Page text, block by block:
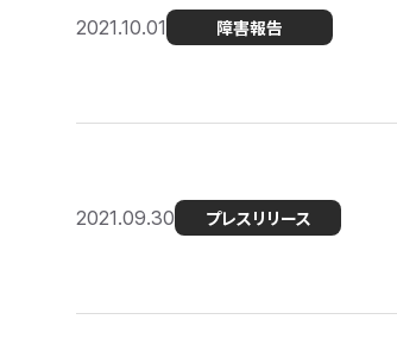
2021.10.01 障害報告
2021.09.30 プレスリリース